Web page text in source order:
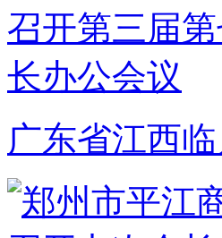
广东省江西